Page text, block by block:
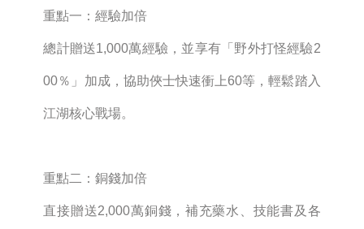
重點一：經驗加倍
總計贈送1,000萬經驗，並享有「野外打怪經驗2
00％」加成，協助俠士快速衝上60等，輕鬆踏入
江湖核心戰場。
重點二：銅錢加倍
直接贈送2,000萬銅錢，補充藥水、技能書及各